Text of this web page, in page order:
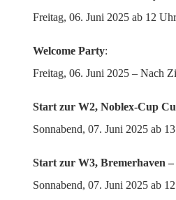
Freitag, 06. Juni 2025 ab 12 Uhr
Welcome Party:
Freitag, 06. Juni 2025 – Nach
Start zur W2, Noblex-Cup
Sonnabend, 07. Juni 2025 ab
Start zur W3, Bremerhaven –
Sonnabend, 07. Juni 2025 ab